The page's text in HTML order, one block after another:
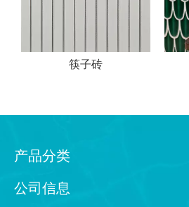
筷子砖
产品分类
公司信息